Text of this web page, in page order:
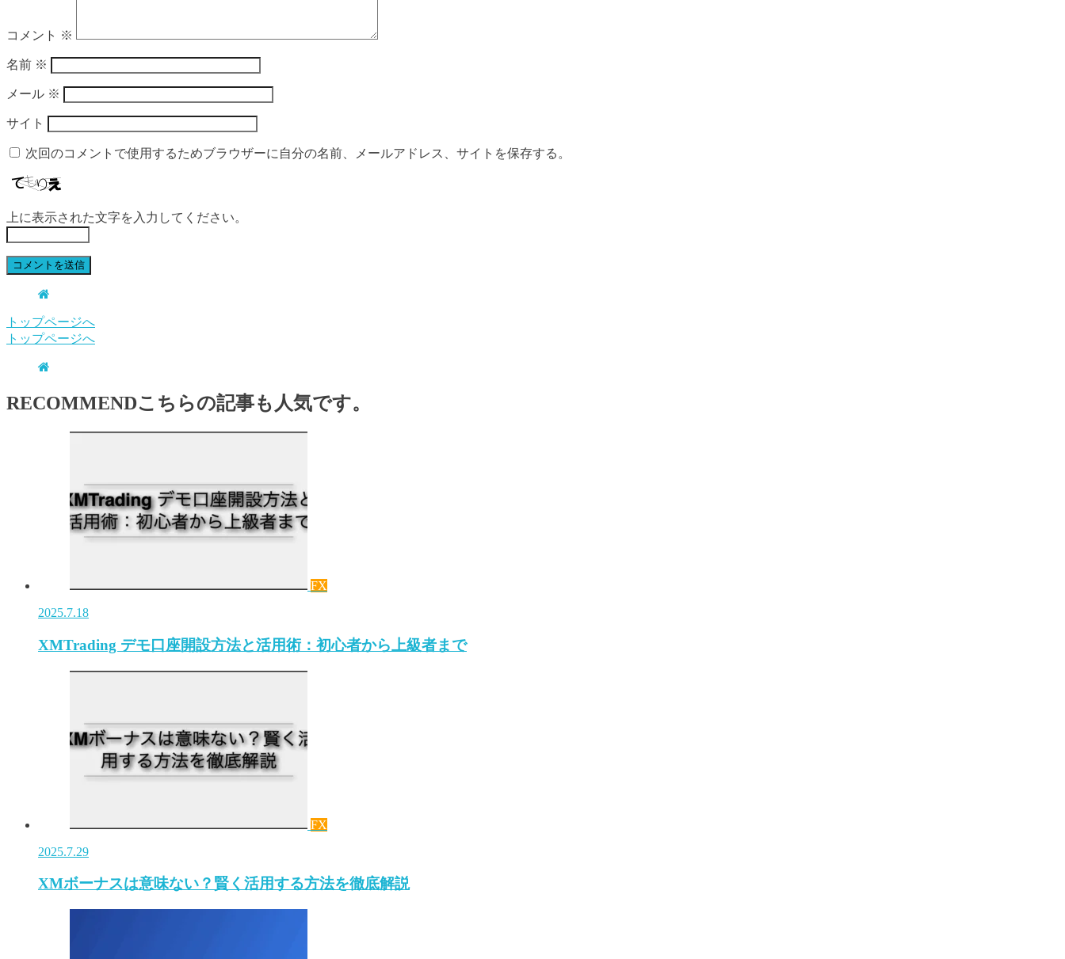
コメント ※
名前 ※
メール ※
サイト
次回のコメントで使用するためブラウザーに自分の名前、メールアドレス、サイトを保存する。
上に表示された文字を入力してください。
トップページへ
トップページへ
RECOMMENDこちらの記事も人気です。
FX
2025.7.18
XMTrading デモ口座開設方法と活用術：初心者から上級者まで
FX
2025.7.29
XMボーナスは意味ない？賢く活用する方法を徹底解説